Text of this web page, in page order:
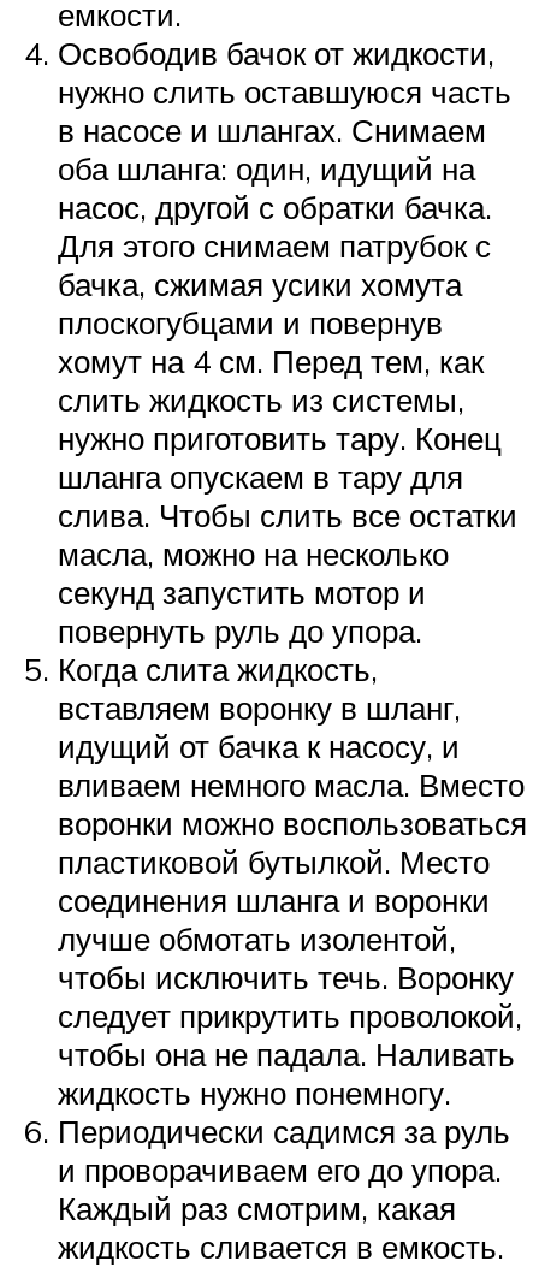
емкости.
Освободив бачок от жидкости,
нужно слить оставшуюся часть
в насосе и шлангах. Снимаем
оба шланга: один, идущий на
насос, другой с обратки бачка.
Для этого снимаем патрубок с
бачка, сжимая усики хомута
плоскогубцами и повернув
хомут на 4 см. Перед тем, как
слить жидкость из системы,
нужно приготовить тару. Конец
шланга опускаем в тару для
слива. Чтобы слить все остатки
масла, можно на несколько
секунд запустить мотор и
повернуть руль до упора.
Когда слита жидкость,
вставляем воронку в шланг,
идущий от бачка к насосу, и
вливаем немного масла. Вместо
воронки можно воспользоваться
пластиковой бутылкой. Место
соединения шланга и воронки
лучше обмотать изолентой,
чтобы исключить течь. Воронку
следует прикрутить проволокой,
чтобы она не падала. Наливать
жидкость нужно понемногу.
Периодически садимся за руль
и проворачиваем его до упора.
Каждый раз смотрим, какая
жидкость сливается в емкость.